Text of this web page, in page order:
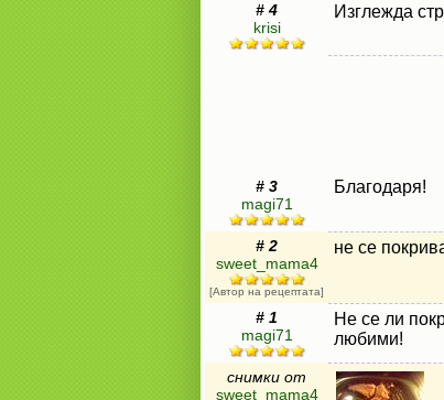
# 4
krisi
Изглежда
# 3
magi71
Благодаря!
# 2
sweet_mama4
[Автор на рецептата]
не се
# 1
magi71
Не се ли
любими!
снимки от
sweet_mama4